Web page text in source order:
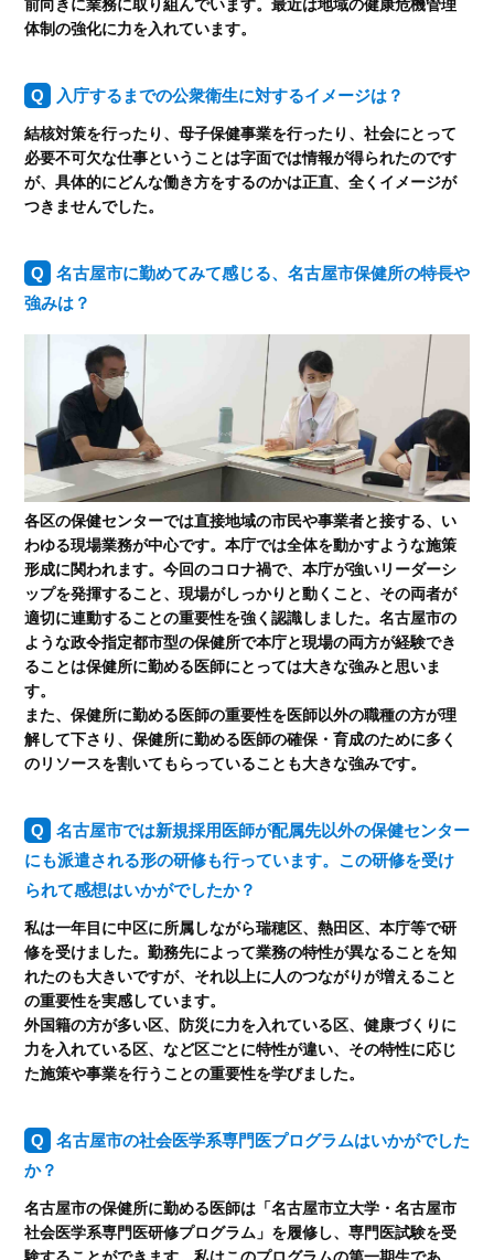
前向きに業務に取り組んでいます。最近は地域の健康危機管理
体制の強化に力を入れています。
入庁するまでの公衆衛生に対するイメージは？
結核対策を行ったり、母子保健事業を行ったり、社会にとって
必要不可欠な仕事ということは字面では情報が得られたのです
が、具体的にどんな働き方をするのかは正直、全くイメージが
つきませんでした。
名古屋市に勤めてみて感じる、名古屋市保健所の特長や
強みは？
各区の保健センターでは直接地域の市民や事業者と接する、い
わゆる現場業務が中心です。本庁では全体を動かすような施策
形成に関われます。今回のコロナ禍で、本庁が強いリーダーシ
ップを発揮すること、現場がしっかりと動くこと、その両者が
適切に連動することの重要性を強く認識しました。名古屋市の
ような政令指定都市型の保健所で本庁と現場の両方が経験でき
ることは保健所に勤める医師にとっては大きな強みと思いま
す。
また、保健所に勤める医師の重要性を医師以外の職種の方が理
解して下さり、保健所に勤める医師の確保・育成のために多く
のリソースを割いてもらっていることも大きな強みです。
名古屋市では新規採用医師が配属先以外の保健センター
にも派遣される形の研修も行っています。この研修を受け
られて感想はいかがでしたか？
私は一年目に中区に所属しながら瑞穂区、熱田区、本庁等で研
修を受けました。勤務先によって業務の特性が異なることを知
れたのも大きいですが、それ以上に人のつながりが増えること
の重要性を実感しています。
外国籍の方が多い区、防災に力を入れている区、健康づくりに
力を入れている区、など区ごとに特性が違い、その特性に応じ
た施策や事業を行うことの重要性を学びました。
名古屋市の社会医学系専門医プログラムはいかがでした
か？
名古屋市の保健所に勤める医師は「名古屋市立大学・名古屋市
社会医学系専門医研修プログラム」を履修し、専門医試験を受
験することができます。私はこのプログラムの第一期生であ